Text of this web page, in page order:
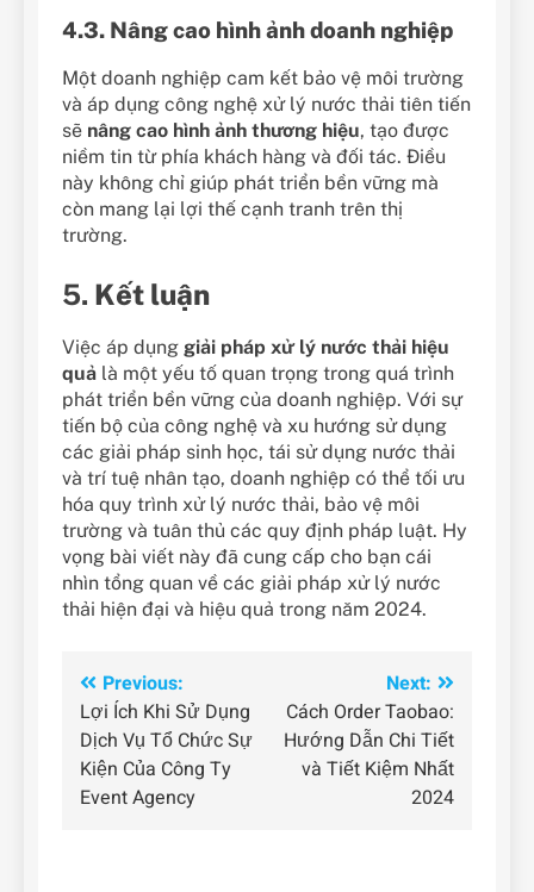
4.3. Nâng cao hình ảnh doanh nghiệp
Một doanh nghiệp cam kết bảo vệ môi trường
và áp dụng công nghệ xử lý nước thải tiên tiến
sẽ nâng cao hình ảnh thương hiệu, tạo được
niềm tin từ phía khách hàng và đối tác. Điều
này không chỉ giúp phát triển bền vững mà
còn mang lại lợi thế cạnh tranh trên thị
trường.
5. Kết luận
Việc áp dụng giải pháp xử lý nước thải hiệu
quả là một yếu tố quan trọng trong quá trình
phát triển bền vững của doanh nghiệp. Với sự
tiến bộ của công nghệ và xu hướng sử dụng
các giải pháp sinh học, tái sử dụng nước thải
và trí tuệ nhân tạo, doanh nghiệp có thể tối ưu
hóa quy trình xử lý nước thải, bảo vệ môi
trường và tuân thủ các quy định pháp luật. Hy
vọng bài viết này đã cung cấp cho bạn cái
nhìn tổng quan về các giải pháp xử lý nước
thải hiện đại và hiệu quả trong năm 2024.
Điều
hướng
bài
viết
Previous:
Lợi Ích Khi Sử Dụng
Dịch Vụ Tổ Chức Sự
Kiện Của Công Ty
Event Agency
Next:
Cách Order Taobao:
Hướng Dẫn Chi Tiết
và Tiết Kiệm Nhất
2024